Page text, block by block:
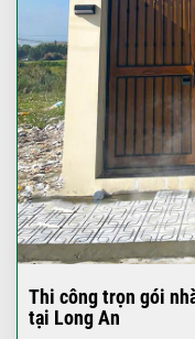
Thi công trọn gói
tại Long An